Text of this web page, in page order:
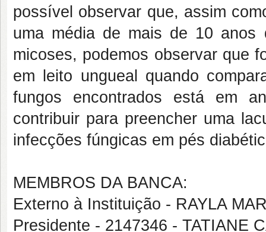
possível observar que, assim
uma média de mais de 10 anos
micoses, podemos observar que
em leito ungueal quando
fungos encontrados está em
contribuir para preencher uma
infecções fúngicas em pés
MEMBROS DA BANCA:
Externo à Instituição - RAYLA
Presidente - 2147346 - TATIANE